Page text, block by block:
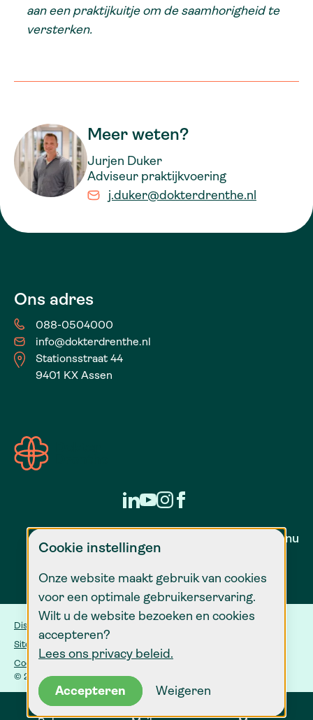
Cookie instellingen
Onze website maakt gebruik van cookies
voor een optimale gebruikerservaring.
Wilt u de website bezoeken en cookies
accepteren?
Lees ons privacy beleid.
Accepteren Weigeren
aan een praktijkuitje om de saamhorigheid te
versterken.
Meer weten?
Jurjen Duker
Adviseur praktijkvoering
j.duker@dokterdrenthe.nl
Ons adres
088-0504000
info@dokterdrenthe.nl
Stationsstraat 44
9401 KX Assen
Zorg voor nu
Disclaimer
Sitemap
Cookie instellingen
© 2026 Dokter Drenthe